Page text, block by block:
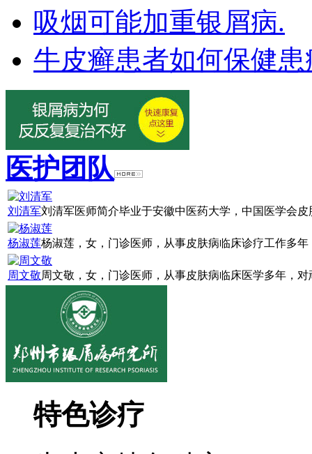
吸烟可能加重银屑病.
牛皮癣患者如何保健
医护团队
刘清军刘清军医师简介毕业于安徽中医药大学，中国医学会
杨淑莲杨淑莲，女，门诊医师，从事皮肤病临床诊疗工作多
周文敬周文敬，女，门诊医师，从事皮肤病临床医学多年，
特色诊疗